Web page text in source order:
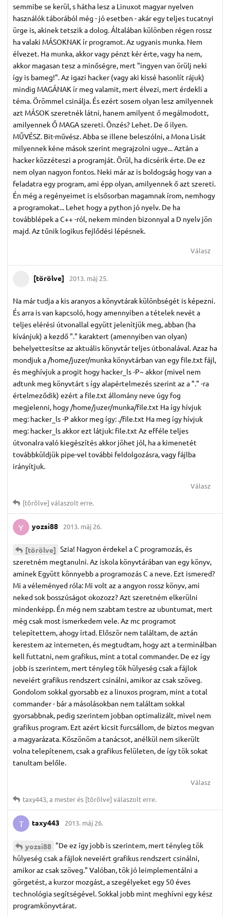
semmibe se kerül, s hátha lesz a Linuxot magyar nyelven
használók táborából még - jó esetben - akár egy teljes tucatnyi
ürge is, akinek tetszik a dolog. Általában különben régen rossz
ha valaki MÁSOKNAK ír programot. Az ugyanis munka. Nem
élvezet. Ha munka, akkor vagy pénzt kér érte, vagy ha nem,
akkor magasan tesz a minőségre, mert "ingyen van örülj neki
így is bameg!". Az igazi hacker (vagy aki kissé hasonlít rájuk)
mindig MAGÁNAK ír meg valamit, mert élvezi, mert érdekli a
téma. Örömmel csinálja. És ezért sosem olyan lesz amilyennek
azt MÁSOK szeretnék látni, hanem amilyent ő megálmodott,
amilyennek Ő MAGA szereti. Önzés? Lehet. De ő ilyen.
MŰVÉSZ. Bit-művész. Abba se illene beleszólni, a Mona Lisát
milyennek kéne mások szerint megrajzolni ugye... Aztán a
hacker közzéteszi a programját. Örül, ha dicsérik érte. De ez
nem olyan nagyon fontos. Neki már az is boldogság hogy van a
feladatra egy program, ami épp olyan, amilyennek ő azt szereti.
Én még a regényeimet is elsősorban magamnak írom, nemhogy
a programokat... Lehet hogy a python jó nyelv. De ha
továbblépek a C++ -ról, nekem minden bizonnyal a D nyelv jön
majd. Az tűnik logikus fejlődési lépésnek.
Válasz
[törölve] 2013. máj 25.
Na már tudja a kis aranyos a könyvtárak különbségét is képezni.
És arra is van kapcsoló, hogy amennyiben a tételek nevét a
teljes elérési útvonallal együtt jelenítjük meg, abban (ha
kívánjuk) a kezdő "." karaktert (amennyiben van olyan)
behelyettesítse az aktuális könyvtár teljes útbonalával. Azaz ha
mondjuk a /home/juzer/munka könyvtárban van egy file.txt fájl,
és meghívjuk a progit hogy hacker_ls -P~ akkor (mivel nem
adtunk meg könyvtárt s így alapértelmezés szerint az a "." -ra
értelmeződik) ezért a file.txt állomány neve úgy fog
megjelenni, hogy /home/juzer/munka/file.txt Ha így hívjuk
meg: hacker_ls -P akkor meg így: ./file.txt Ha meg így hívjuk
meg: hacker_ls akkor ezt látjuk: file.txt Az efféle teljes
útvonalra való kiegészítés akkor jöhet jól, ha a kimenetét
továbbküldjük pipe-vel további feldolgozásra, vagy fájlba
irányítjuk.
Válasz
[törölve] válaszolt erre.
Y yozsi88 2013. máj 26.
[törölve] Szia! Nagyon érdekel a C programozás, és
szeretném megtanulni. Az iskola könyvtárában van egy könyv,
aminek Együtt könnyebb a programozás C a neve. Ezt ismered?
Mi a véleményed róla: Mi volt az a angyon rossz könyv, ami
neked sok bosszúságot okozozz? Azt szeretném elkerülni
mindenképp. Én még nem szabtam testre az ubuntumat, mert
még csak most ismerkedem vele. Az mc programot
telepítettem, ahogy írtad. Először nem találtam, de aztán
kerestem az interneten, és megtudtam, hogy azt a terminálban
kell futtatni, nem grafikus, mint a total commander. De ez így
jobb is szerintem, mert tényleg tök hülyeség csak a fájlok
neveiért grafikus rendszert csinálni, amikor az csak szöveg.
Gondolom sokkal gyorsabb ez a linuxos program, mint a total
commander - bár a másolásokban nem találtam sokkal
gyorsabbnak, pedig szerintem jobban optimalizált, mivel nem
grafikus program. Ezt azért kicsit furcsállom, de biztos megvan
a magyarázata. Köszönöm a tanácsot, anélkül nem sikerült
volna telepítenem, csak a grafikus felületen, de így tök sokat
tanultam belőle.
Válasz
taxy443,a mesterés [törölve] válaszolt erre.
T taxy443 2013. máj 26.
yozsi88 "De ez így jobb is szerintem, mert tényleg tök
hülyeség csak a fájlok neveiért grafikus rendszert csinálni,
amikor az csak szöveg." Valóban, tök jó leimplementálni a
görgetést, a kurzor mozgást, a szegélyeket egy 50 éves
technológia segítségével. Sokkal jobb mint meghívni egy kész
programkönyvtárat.